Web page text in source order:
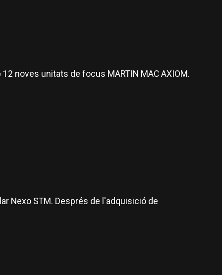
noves unitats de focus MARTIN MAC AXIOM.
Nexo STM. Després de l'adquisició de